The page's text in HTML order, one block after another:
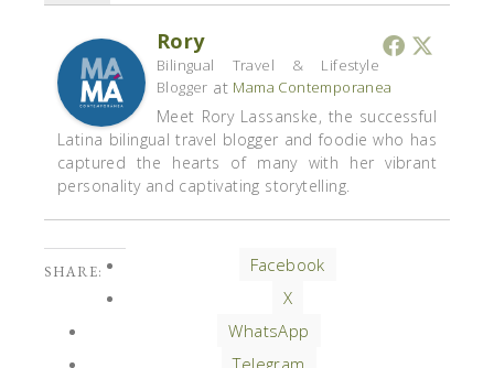
Rory
Bilingual Travel & Lifestyle
Blogger at Mama Contemporanea
Meet Rory Lassanske, the successful
Latina bilingual travel blogger and foodie who has
captured the hearts of many with her vibrant
personality and captivating storytelling.
SHARE:
Facebook
X
WhatsApp
Telegram